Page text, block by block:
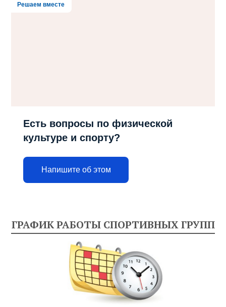
Решаем вместе
Есть вопросы по физической
культуре и спорту?
Напишите об этом
ГРАФИК РАБОТЫ СПОРТИВНЫХ ГРУПП